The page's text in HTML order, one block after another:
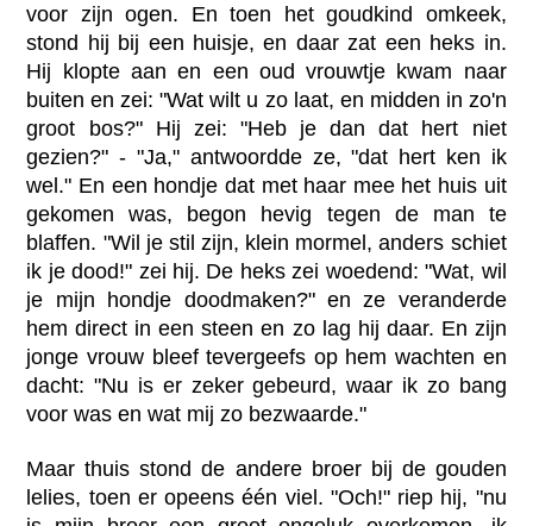
voor zijn ogen. En toen het goudkind omkeek,
stond hij bij een huisje, en daar zat een heks in.
Hij klopte aan en een oud vrouwtje kwam naar
buiten en zei: "Wat wilt u zo laat, en midden in zo'n
groot bos?" Hij zei: "Heb je dan dat hert niet
gezien?" - "Ja," antwoordde ze, "dat hert ken ik
wel." En een hondje dat met haar mee het huis uit
gekomen was, begon hevig tegen de man te
blaffen. "Wil je stil zijn, klein mormel, anders schiet
ik je dood!" zei hij. De heks zei woedend: "Wat, wil
je mijn hondje doodmaken?" en ze veranderde
hem direct in een steen en zo lag hij daar. En zijn
jonge vrouw bleef tevergeefs op hem wachten en
dacht: "Nu is er zeker gebeurd, waar ik zo bang
voor was en wat mij zo bezwaarde."
Maar thuis stond de andere broer bij de gouden
lelies, toen er opeens één viel. "Och!" riep hij, "nu